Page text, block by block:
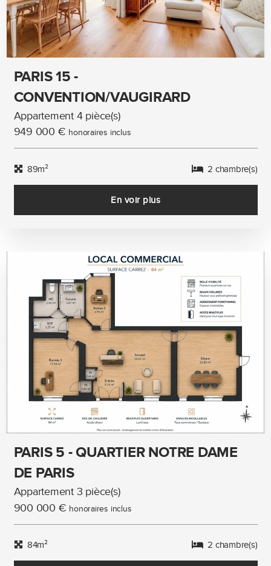
PARIS 15 -
CONVENTION/VAUGIRARD
Appartement 4 pièce(s)
949 000 € honoraires inclus
89m² 2 chambre(s)
En voir plus
PARIS 5 - QUARTIER NOTRE DAME
DE PARIS
Appartement 3 pièce(s)
900 000 € honoraires inclus
84m² 2 chambre(s)